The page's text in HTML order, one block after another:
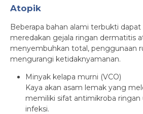
Atopik
Beberapa bahan alami terbukti
meredakan gejala ringan dermatitis
menyembuhkan total, penggunaan
mengurangi ketidaknyamanan.
Minyak kelapa murni (VCO)
Kaya akan asam lemak yang
memiliki sifat antimikroba
infeksi.